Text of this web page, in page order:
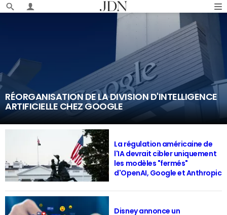
RÉORGANISATION DE LA DIVISION D'INTELLIGENCE
ARTIFICIELLE CHEZ GOOGLE
La régulation américaine de
l'IA devrait cibler uniquement
les modèles "fermés"
d'OpenAI, Google et Anthropic
Disney annonce un